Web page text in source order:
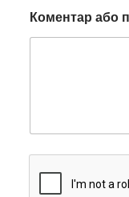
Коментар або